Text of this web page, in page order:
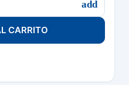
CARRITO